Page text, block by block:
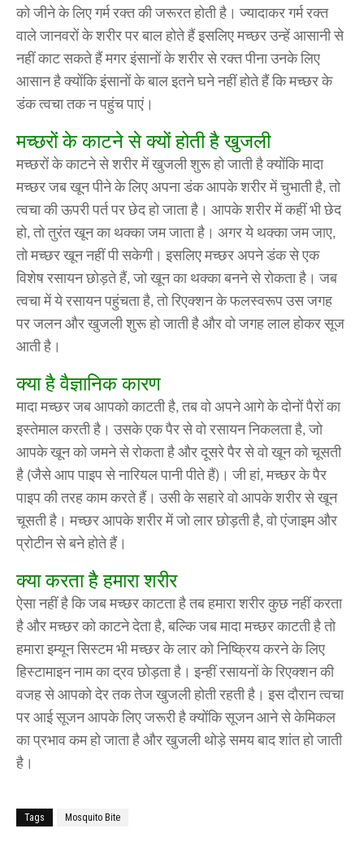
को जीने के लिए गर्म रक्त की जरूरत होती है। ज्यादाकर गर्म रक्त
वाले जानवरों के शरीर पर बाल होते हैं इसलिए मच्छर उन्हें आसानी से
नहीं काट सकते हैं मगर इंसानों के शरीर से रक्त पीना उनके लिए
आसान है क्योंकि इंसानों के बाल इतने घने नहीं होते हैं कि मच्छर के
डंक त्वचा तक न पहुंच पाएं।
मच्छरों के काटने से क्यों होती है खुजली
मच्छरों के काटने से शरीर में खुजली शुरू हो जाती है क्योंकि मादा
मच्छर जब खून पीने के लिए अपना डंक आपके शरीर में चुभाती है, तो
त्वचा की ऊपरी पर्त पर छेद हो जाता है। आपके शरीर में कहीं भी छेद
हो, तो तुरंत खून का थक्का जम जाता है। अगर ये थक्का जम जाए,
तो मच्छर खून नहीं पी सकेगी। इसलिए मच्छर अपने डंक से एक
विशेष रसायन छोड़ते हैं, जो खून का थक्का बनने से रोकता है। जब
त्वचा में ये रसायन पहुंचता है, तो रिएक्शन के फलस्वरूप उस जगह
पर जलन और खुजली शुरू हो जाती है और वो जगह लाल होकर सूज
आती है।
क्या है वैज्ञानिक कारण
मादा मच्छर जब आपको काटती है, तब वो अपने आगे के दोनों पैरों का
इस्तेमाल करती है। उसके एक पैर से वो रसायन निकलता है, जो
आपके खून को जमने से रोकता है और दूसरे पैर से वो खून को चूसती
है (जैसे आप पाइप से नारियल पानी पीते हैं)। जी हां, मच्छर के पैर
पाइप की तरह काम करते हैं। उसी के सहारे वो आपके शरीर से खून
चूसती है। मच्छर आपके शरीर में जो लार छोड़ती है, वो एंजाइम और
प्रोटीन से बने होते हैं।
क्या करता है हमारा शरीर
ऐसा नहीं है कि जब मच्छर काटता है तब हमारा शरीर कुछ नहीं करता
है और मच्छर को काटने देता है, बल्कि जब मादा मच्छर काटती है तो
हमारा इम्यून सिस्टम भी मच्छर के लार को निष्क्रिय करने के लिए
हिस्टामाइन नाम का द्रव छोड़ता है। इन्हीं रसायनों के रिएक्शन की
वजह से आपको देर तक तेज खुजली होती रहती है। इस दौरान त्वचा
पर आई सूजन आपके लिए जरूरी है क्योंकि सूजन आने से केमिकल
का प्रभाव कम हो जाता है और खुजली थोड़े समय बाद शांत हो जाती
है।
Tags Mosquito Bite